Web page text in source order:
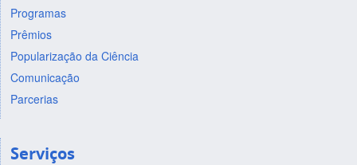
Programas
Prêmios
Popularização da Ciência
Comunicação
Parcerias
Serviços